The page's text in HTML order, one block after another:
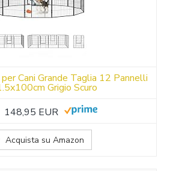
Cani Grande Taglia 12 Pannelli
Grigio Scuro
148,95 EUR
Acquista su Amazon